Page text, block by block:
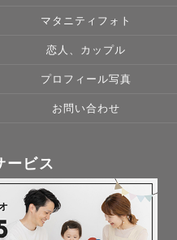
マタニティフォト
恋人、カップル
プロフィール写真
お問い合わせ
ービス